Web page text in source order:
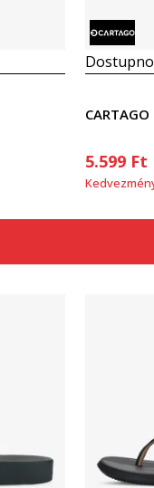
5.599 Ft